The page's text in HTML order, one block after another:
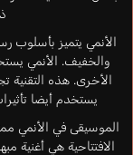
الأنمي يتميز
والخفيف. الأنمي
الأخرى. هذه التقنية
يستخدم أيضا
الموسيقى في الأنمي
الافتتاحية هي أغنية